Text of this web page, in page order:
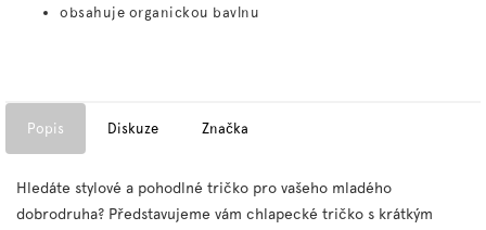
obsahuje organickou bavlnu
Popis Diskuze Značka
Hledáte stylové a pohodlné tričko pro vašeho mladého
dobrodruha? Představujeme vám chlapecké tričko s krátkým